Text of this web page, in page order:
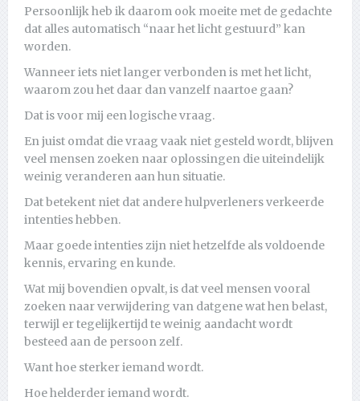
Persoonlijk heb ik daarom ook moeite met de gedachte
dat alles automatisch “naar het licht gestuurd” kan
worden.
Wanneer iets niet langer verbonden is met het licht,
waarom zou het daar dan vanzelf naartoe gaan?
Dat is voor mij een logische vraag.
En juist omdat die vraag vaak niet gesteld wordt, blijven
veel mensen zoeken naar oplossingen die uiteindelijk
weinig veranderen aan hun situatie.
Dat betekent niet dat andere hulpverleners verkeerde
intenties hebben.
Maar goede intenties zijn niet hetzelfde als voldoende
kennis, ervaring en kunde.
Wat mij bovendien opvalt, is dat veel mensen vooral
zoeken naar verwijdering van datgene wat hen belast,
terwijl er tegelijkertijd te weinig aandacht wordt
besteed aan de persoon zelf.
Want hoe sterker iemand wordt.
Hoe helderder iemand wordt.